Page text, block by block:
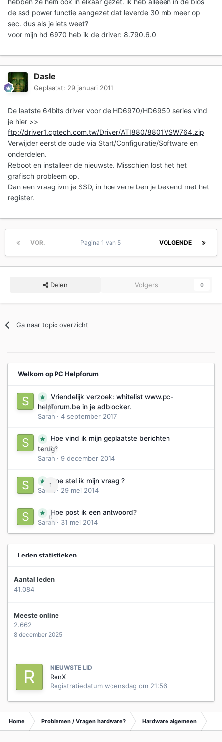
de ssd power functie aangezet dat leverde 30 mb meer op
sec. dus als je iets weet?
voor mijn hd 6970 heb ik de driver: 8.790.6.0
Dasle
Geplaatst: 29 januari 2011
De laatste 64bits driver voor de HD6970/HD6950 series vind
je hier >>
ftp://driver1.cptech.com.tw/Driver/ATI880/8801VSW764.zip
Verwijder eerst de oude via Start/Configuratie/Software en
onderdelen.
Reboot en installeer de nieuwste. Misschien lost het het
grafisch probleem op.
Dan een vraag ivm je SSD, in hoe verre ben je bekend met het
register.
VOR. VOLGENDE
Pagina 1 van 5
Delen Volgers 0
Ga naar topic overzicht
Welkom op PC Helpforum
0
Vriendelijk verzoek: whitelist www.pc-
helpforum.be in je adblocker.
Sarah · 4 september 2017
0
Hoe vind ik mijn geplaatste berichten
terug?
Sarah · 9 december 2014
1
Hoe stel ik mijn vraag ?
Sarah
· 29 mei 2014
0
Hoe post ik een antwoord?
Sarah · 31 mei 2014
Leden statistieken
Aantal leden
41.084
Meeste online
2.662
8 december 2025
NIEUWSTE LID
RenX
Registratiedatum woensdag om 21:56
Home Problemen / Vragen hardware? Hardware algemeen